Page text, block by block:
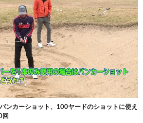
ンカーショット、100ヤードのショットに使え
回